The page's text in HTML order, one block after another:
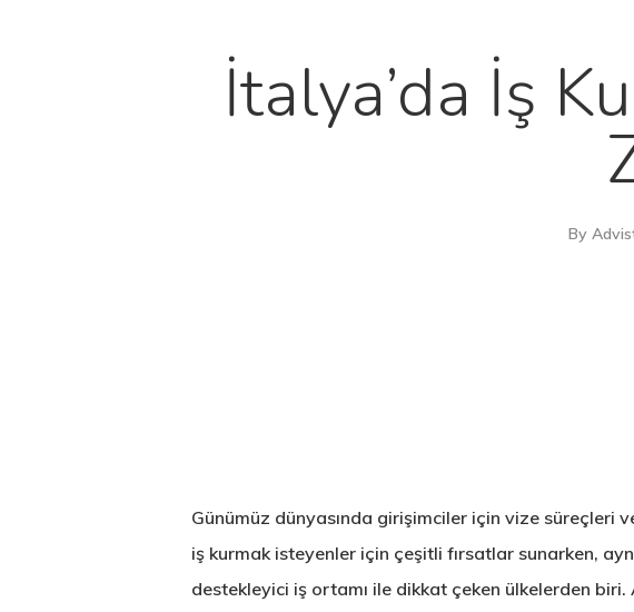
İtalya’da İş
By
Günümüz dünyasında girişimciler için vize
iş kurmak isteyenler için çeşitli fırsatlar sunarken,
destekleyici iş ortamı ile dikkat çeken ülkelerden biri.